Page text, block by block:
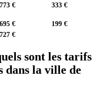
773 € 333 €
695 € 199 €
727 €
sont les tarifs
dans la ville de